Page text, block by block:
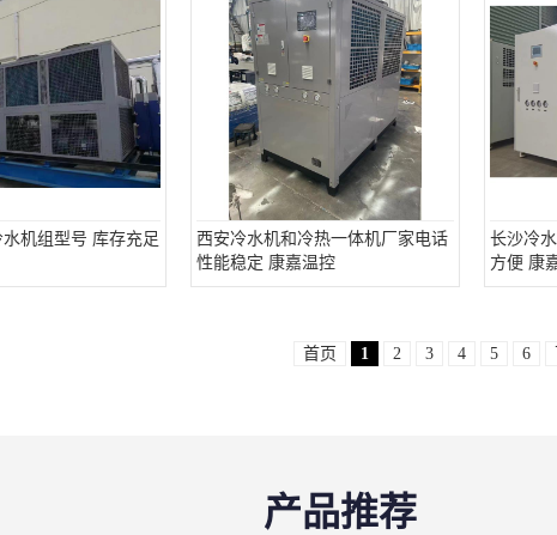
机组型号 库存充足
西安冷水机和冷热一体机厂家电话
性能稳定 康嘉温控
长沙冷
方便 康
首页 1 2 3 4 5 6
产品推荐